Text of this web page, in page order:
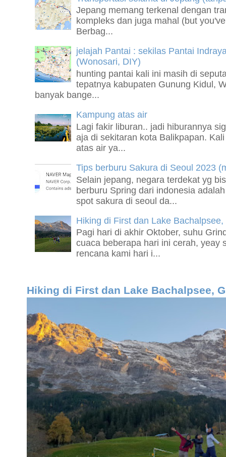
Jepang memang terkenal dengan
kompleks dan juga mahal (but
Berbag...
jelajah Pantai : sekilas Pantai
(Wonosari, DIY)
hunting pantai kali ini masih di
tepatnya kabupaten Gunung Kidul,
banyak bange...
Kampung atas air
Lagi fakir liburan.. jadi hiburannya
aja di sekitaran kota Balikpapan.
atas air ya...
Tips berburu Sakura di Seoul 2023
Selain jepang, negara terdekat yg
berburu Spring dari indonesia
spot sakura di seoul da...
Hiking di First dan Lake
Pagi hari di akhir Oktober, suhu
cuaca beberapa hari ini cerah, yeay
rencana kami hari i...
Hiking di First dan Lake Bachalpsee,